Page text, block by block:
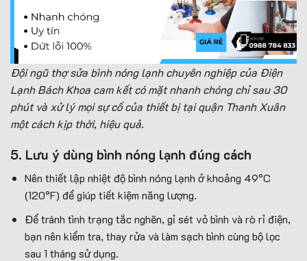
Đội ngũ thợ sửa bình nóng lạnh chuyên nghiệp của Điện
Lạnh Bách Khoa cam kết có mặt nhanh chóng chỉ sau 30
phút và xử lý mọi sự cố của thiết bị tại quận Thanh Xuân
một cách kịp thời, hiệu quả.
5. Lưu ý dùng bình nóng lạnh đúng cách
Nên thiết lập nhiệt độ bình nóng lạnh ở khoảng 49°C
(120°F) để giúp tiết kiệm năng lượng.
Để tránh tình trạng tắc nghẽn, gỉ sét vỏ bình và rò rỉ điện,
bạn nên kiểm tra, thay rửa và làm sạch bình cùng bộ lọc
sau 1 tháng sử dụng.